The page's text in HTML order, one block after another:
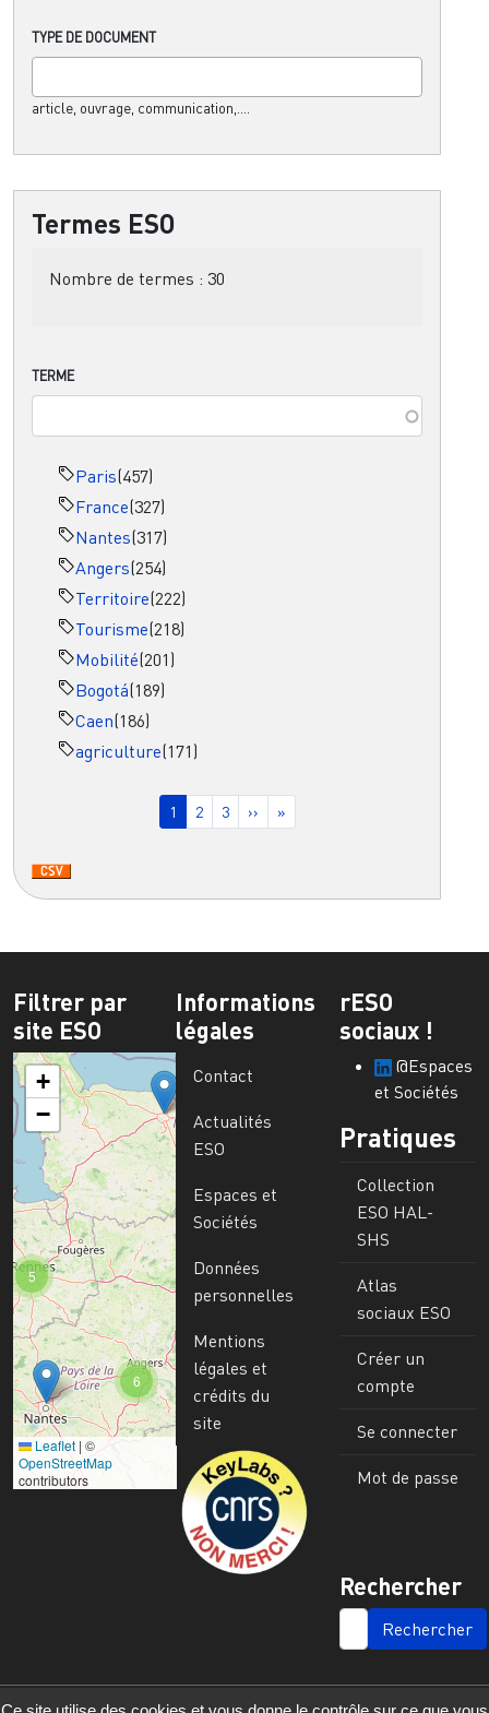
TYPE DE DOCUMENT
article, ouvrage, communication,....
Termes ESO
Nombre de termes : 30
TERME
Paris(457)
France(327)
Nantes(317)
Angers(254)
Territoire(222)
Tourisme(218)
Mobilité(201)
Bogotá(189)
Caen(186)
agriculture(171)
Page courante
1 Page
2 Page
3 Page suivante
›› Dernière page
»
Filtrer par
site ESO
6
5
+
−
Leaflet | ©
OpenStreetMap
contributors
Informations
légales
Contact
Actualités
ESO
Espaces et
Sociétés
Données
personnelles
Mentions
légales et
crédits du
site
Image
rESO
sociaux !
@Espaces
et Sociétés
Pratiques
Collection
ESO HAL-
SHS
Atlas
sociaux ESO
Créer un
compte
Se connecter
Mot de passe
Rechercher
SEARCH